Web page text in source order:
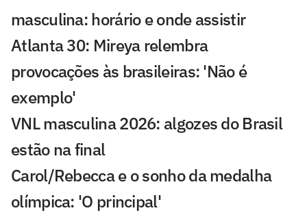
masculina: horário e onde assistir
Atlanta 30: Mireya relembra
provocações às brasileiras: 'Não é
exemplo'
VNL masculina 2026: algozes do Brasil
estão na final
Carol/Rebecca e o sonho da medalha
olímpica: 'O principal'